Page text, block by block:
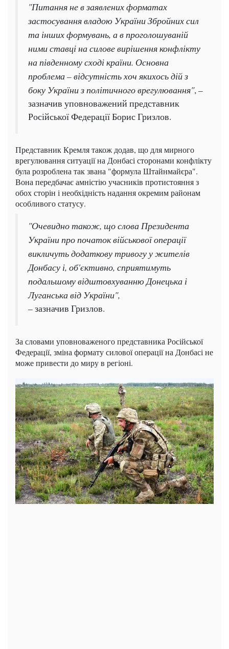
"Питання не в заявлених форматах
застосування владою України Збройних сил
та інших формувань, а в проголошуваній
ними ставці на силове вирішення конфлікту
на південному сході країни. Основна
проблема – відсутність хоч якихось дій з
боку України з політичного врегулювання", –
зазначив уповноважений представник
Російської Федерації Борис Гризлов.
Представник Кремля також додав, що для мирного
врегулювання ситуації на Донбасі сторонами конфлікту
була розроблена так звана "формула Штайнмайєра".
Вона передбачає амністію учасників протистояння з
обох сторін і необхідність надання окремим районам
особливого статусу.
"Очевидно також, що слова Президента
України про початок військової операції
викличуть додаткову тривогу у жителів
Донбасу і, об'єктивно, сприятимуть
подальшому відштовхуванню Донецька і
Луганська від України",
– зазначив Гризлов.
За словами уповноваженого представника Російської
Федерації, зміна формату силової операції на Донбасі не
може привести до миру в регіоні.